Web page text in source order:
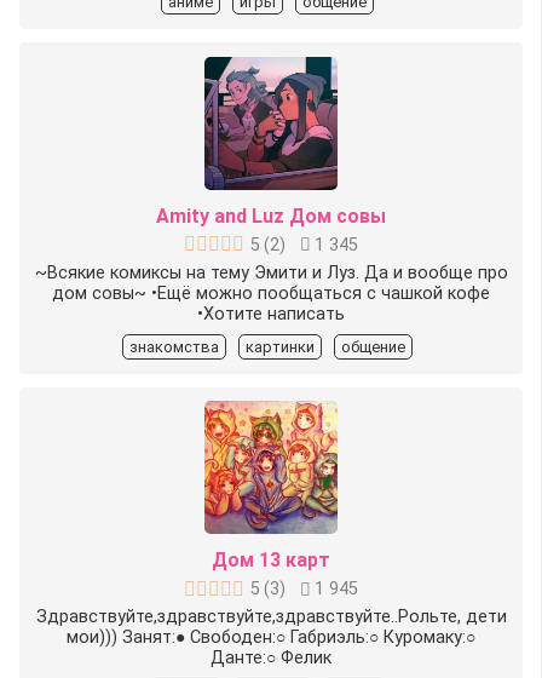
Amity and Luz Дом совы
5 (2)
1 345
~Всякие комиксы на тему Эмити и Луз. Да и вообще про
дом совы~ •Ещё можно пообщаться с чашкой кофе
•Хотите написать
знакомства картинки общение
Дом 13 карт
5 (3)
1 945
Здравствуйте,здравствуйте,здравствуйте..Рольте, дети
мои))) Занят:● Свободен:○ Габриэль:○ Куромаку:○
Данте:○ Фелик